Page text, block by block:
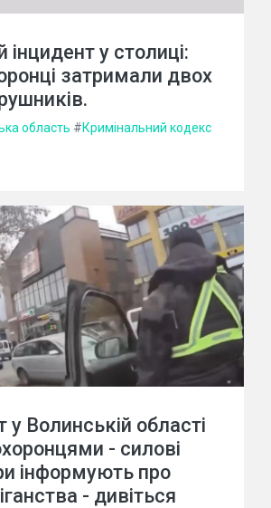
інцидент у столиці:
затримали двох
область #Кримінальний кодекс
у Волинській області
- силові
інформують про
- дивіться